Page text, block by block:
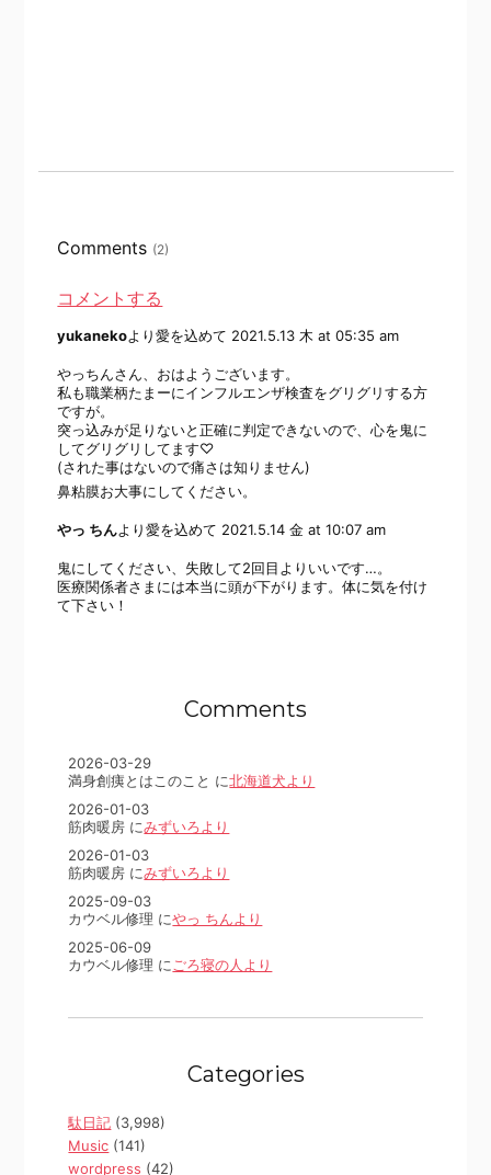
Comments (2)
コメントする
yukanekoより愛を込めて 2021.5.13 木 at 05:35 am
やっちんさん、おはようございます。
私も職業柄たまーにインフルエンザ検査をグリグリする方
ですが。
突っ込みが足りないと正確に判定できないので、心を鬼に
してグリグリしてます♡
(された事はないので痛さは知りません)
鼻粘膜お大事にしてください。
やっ ちんより愛を込めて 2021.5.14 金 at 10:07 am
鬼にしてください、失敗して2回目よりいいです…。
医療関係者さまには本当に頭が下がります。体に気を付け
て下さい！
Comments
2026-03-29
満身創痍とはこのこと に北海道犬より
2026-01-03
筋肉暖房 にみずいろより
2026-01-03
筋肉暖房 にみずいろより
2025-09-03
カウベル修理 にやっ ちんより
2025-06-09
カウベル修理 に ごろ寝の人より
Categories
駄日記 (3,998)
Music (141)
wordpress (42)